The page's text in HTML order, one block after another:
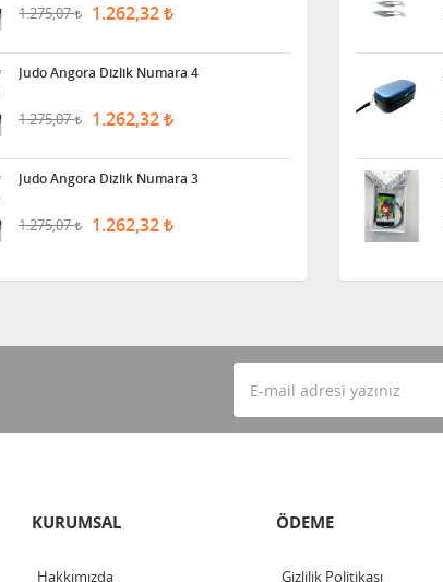
1.275,07 1.262,32
Judo Angora Dizlik Numara 4
1.275,07 1.262,32
Judo Angora Dizlik Numara 3
1.275,07 1.262,32
KURUMSAL
Hakkımızda
ÖDEME
Gizlilik Politikası